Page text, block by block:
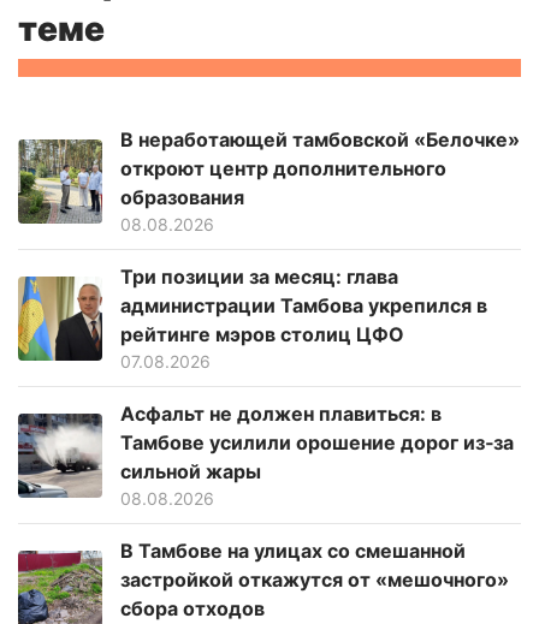
теме
В неработающей тамбовской «Белочке»
откроют центр дополнительного
образования
08.08.2026
Три позиции за месяц: глава
администрации Тамбова укрепился в
рейтинге мэров столиц ЦФО
07.08.2026
Асфальт не должен плавиться: в
Тамбове усилили орошение дорог из‑за
сильной жары
08.08.2026
В Тамбове на улицах со смешанной
застройкой откажутся от «мешочного»
сбора отходов